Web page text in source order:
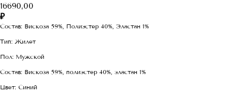
16690,00
₽
Состав: Вискоза 59%, Полиэстер 40%, Эластан 1%
Тип: Жилет
Пол: Мужской
Состав: Вискоза 59%, полиэстер 40%, эластан 1%
Цвет: Синий